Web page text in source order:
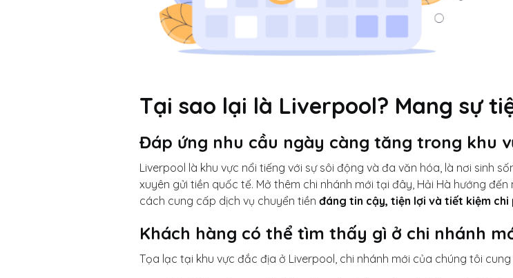
Tại sao lại là Liverpool? Mang sự
Đáp ứng nhu cầu ngày càng tăng trong khu
Liverpool là khu vực nổi tiếng với sự sôi động và đa văn hóa, là nơi sinh
xuyên gửi tiền quốc tế. Mở thêm chi nhánh mới tại đây, Hải Hà hướng
cách cung cấp dịch vụ chuyển tiền đáng tin cậy, tiện lợi và tiết kiệm chi
Khách hàng có thể tìm thấy gì ở chi nhánh
Tọa lạc tại khu vực đắc địa ở Liverpool, chi nhánh mới của chúng tôi